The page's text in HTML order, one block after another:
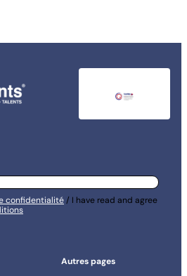
Autres pages
confidentialité / I have read and agree